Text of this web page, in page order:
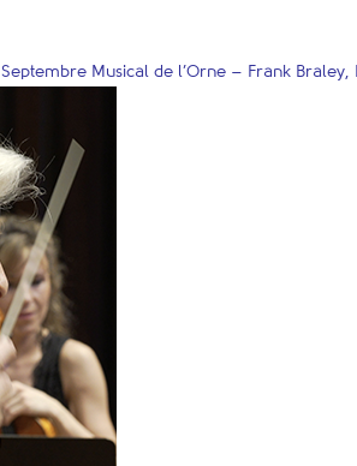
Septembre Musical de l’Orne – Frank